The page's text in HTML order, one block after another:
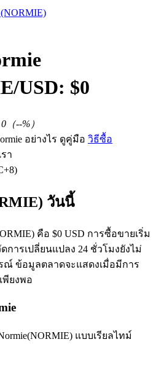
ป็นหลักประกัน
(NORMIE)
/USD: $0
0 （--%）
อย่างไร ดูคู่มือ วิธีซื้อ
า
วันนี้
คือ $0 USD การซื้อขายเริ่ม
การเปลี่ยนแปลง 24 ชั่วโมงยังไม่
ณ์ ข้อมูลตลาดจะแสดงเมื่อมีการ
ยงพอ
แบบเรียลไทม์